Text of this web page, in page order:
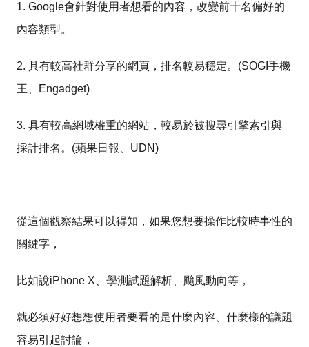
1. Google會針對使用者想看的內容，改變前十名偏好的
內容類型。
2. 具有較高社群分享的網頁，排名較易穩定。(SOGI手機
王、Engadget)
3. 具有較高網域權重的網站，較易於被搜尋引擎索引與
採計排名。(蘋果日報、UDN)
從這個觀察結果可以得知，如果您想要操作比較時事性的
關鍵字，
比如說iPhone X、學測試題解析、颱風動向等，
就必須好好想想使用者要看的是什麼內容、什麼樣的議題
容易引起討論，